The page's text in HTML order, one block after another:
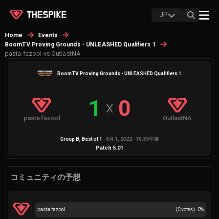
JP
Home
Events
BoomTV Proving Grounds - UNLEASHED Qualifiers 1
pasta fazool vs OutlastNA
BoomTV Proving Grounds - UNLEASHED Qualifiers 1
pasta fazool 1 X 0 OutlastNA
Group B , Best of1 -8月 1, 2022 - 10:30午後
Patch 5.01
コミュニティの予想
(0votes) 0%
pasta fazool